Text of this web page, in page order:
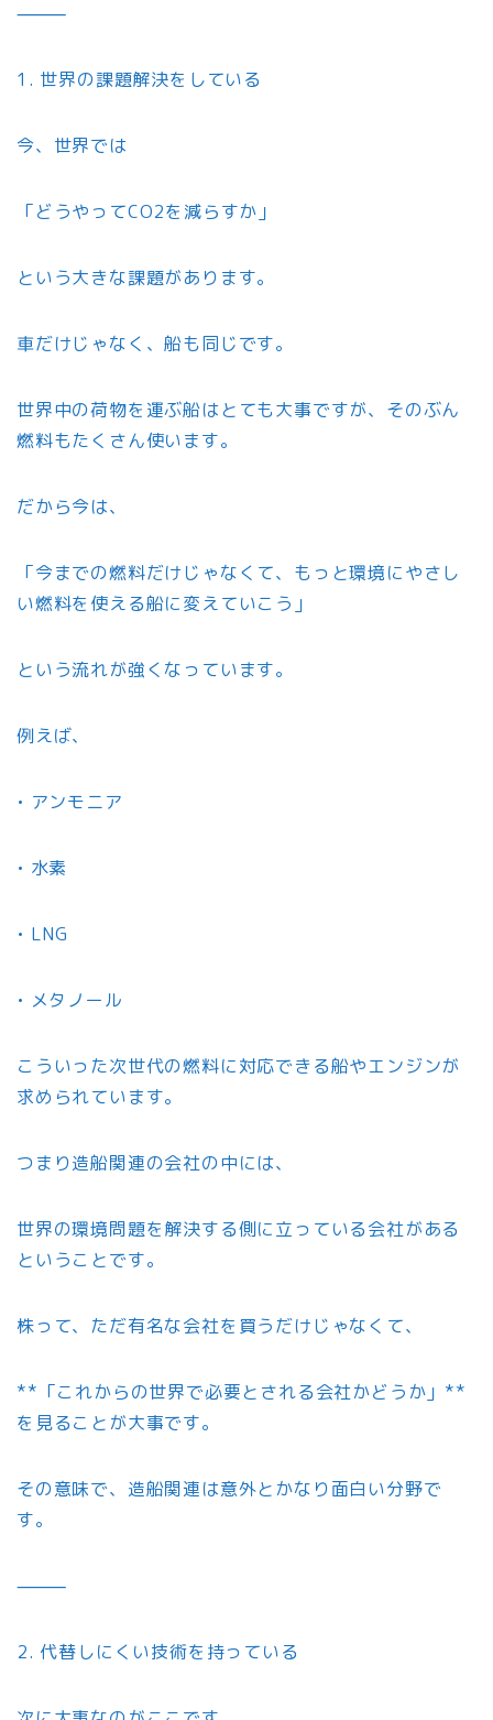
⸻
1. 世界の課題解決をしている
今、世界では
「どうやってCO2を減らすか」
という大きな課題があります。
車だけじゃなく、船も同じです。
世界中の荷物を運ぶ船はとても大事ですが、そのぶん
燃料もたくさん使います。
だから今は、
「今までの燃料だけじゃなくて、もっと環境にやさし
い燃料を使える船に変えていこう」
という流れが強くなっています。
例えば、
• アンモニア
• 水素
• LNG
• メタノール
こういった次世代の燃料に対応できる船やエンジンが
求められています。
つまり造船関連の会社の中には、
世界の環境問題を解決する側に立っている会社がある
ということです。
株って、ただ有名な会社を買うだけじゃなくて、
**「これからの世界で必要とされる会社かどうか」**
を見ることが大事です。
その意味で、造船関連は意外とかなり面白い分野で
す。
⸻
2. 代替しにくい技術を持っている